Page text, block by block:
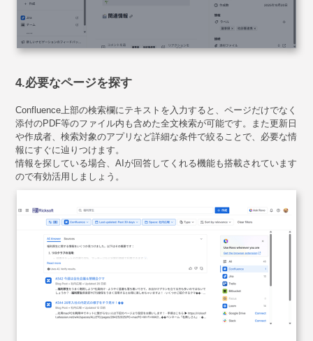
4.必要なページを探す
Confluence上部の検索欄にテキストを入力すると、ページだけでなく
添付のPDF等のファイル内も含めた全文検索が可能です。また更新日
や作成者、検索対象のアプリなど詳細な条件で絞ることで、必要な情
報にすぐに辿りつけます。
情報を探している場合、AIが回答してくれる機能も搭載されています
ので有効活用しましょう。